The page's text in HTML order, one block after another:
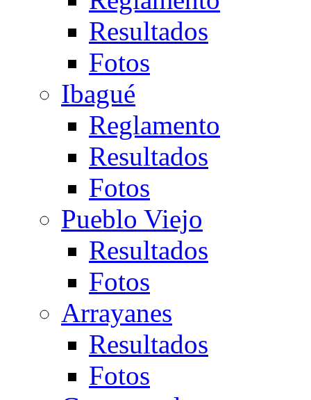
Resultados
Fotos
Ibagué
Reglamento
Resultados
Fotos
Pueblo Viejo
Resultados
Fotos
Arrayanes
Resultados
Fotos